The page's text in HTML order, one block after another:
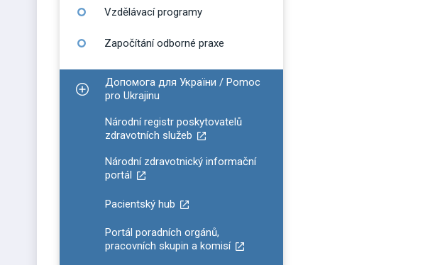
Vzdělávací programy
Započítání odborné praxe
Zobrazit podmenu pro Допомога для України / Pomoc pro Ukrajinu
Допомога для України / Pomoc
pro Ukrajinu
Národní registr poskytovatelů
zdravotních služeb
Národní zdravotnický informační
portál
Pacientský hub
Portál poradních orgánů,
pracovních skupin a komisí